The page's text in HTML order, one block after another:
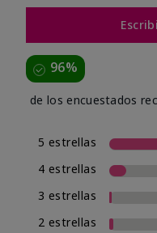
96%
de los encuestados
5 estrellas
4 estrellas
3 estrellas
2 estrellas